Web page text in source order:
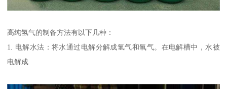
高纯氢气的制备方法有以下几种：
1. 电解水法：将水通过电解分解成氢气和氧气。在电解槽中，水被
电解成